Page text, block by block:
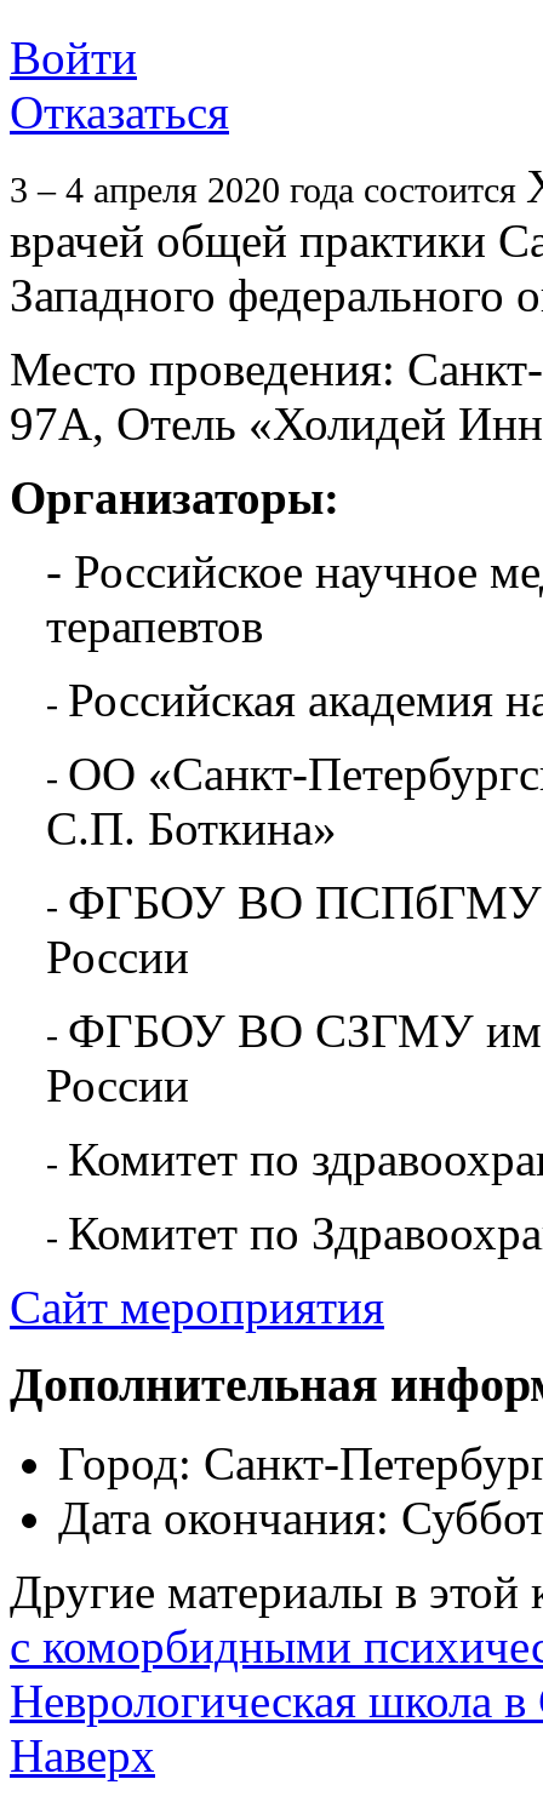
Войти
Отказаться
3 – 4 апреля 2020 года состоится
врачей общей практики
Западного федерального
Место проведения:
97А, Отель «Холидей
Организаторы:
- Российское научное
терапевтов
- Российская академия
- ОО «Санкт-
С.П. Боткина»
- ФГБОУ ВО ПСПбГМУ
России
- ФГБОУ ВО СЗГМУ им.
России
- Комитет по
- Комитет по
Сайт мероприятия
Дополнительная
Город: Санкт-
Дата окончания:
Другие материалы в этой
с коморбидными
Неврологическая школа в
Наверх